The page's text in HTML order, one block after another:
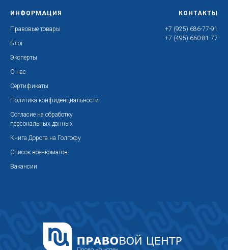
ИНФОРМАЦИЯ
Правовые товары
Блог
Эксперты
О нас
Сертификаты
Политика конфиденциальности
Согласие на обработку
персональных данных
Книга Дорога на Голгофу
Список военкоматов
Вакансии
КОНТАКТЫ
+7 (925) 686-77-91
+7 (495) 660-81-77